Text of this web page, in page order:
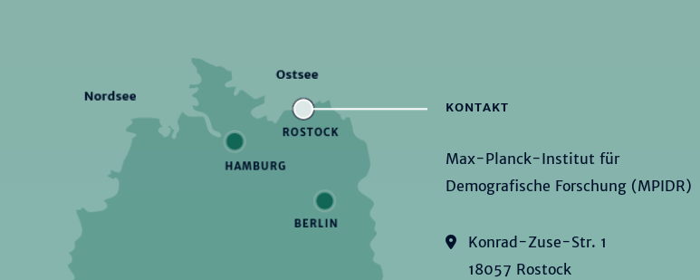
KONTAKT
Max-Planck-Institut für
Demografische Forschung (MPIDR)
Konrad-Zuse-Str. 1
18057 Rostock